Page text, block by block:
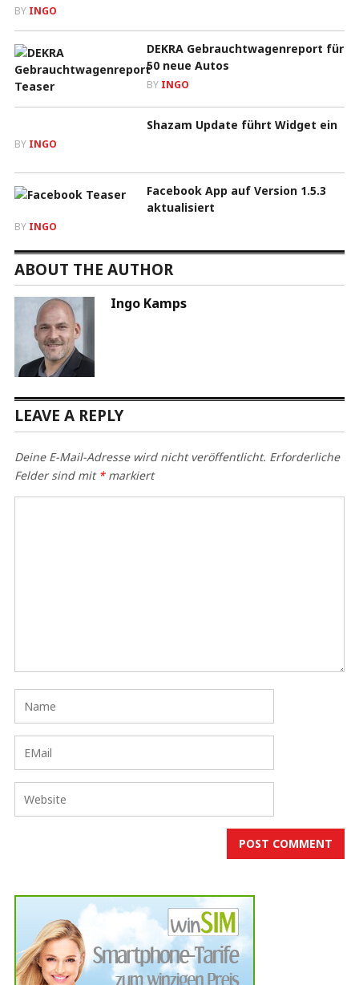
BY INGO
DEKRA Gebrauchtwagenreport für
50 neue Autos
BY INGO
Shazam Update führt Widget ein
BY INGO
Facebook App auf Version 1.5.3
aktualisiert
BY INGO
ABOUT THE AUTHOR
Ingo Kamps
LEAVE A REPLY
Deine E-Mail-Adresse wird nicht veröffentlicht. Erforderliche
Felder sind mit *markiert